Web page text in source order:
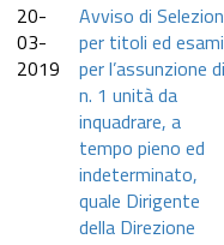
20-
03-
2019
Avviso di
per titoli ed esami
per l’assunzione di
n. 1 unità da
inquadrare, a
tempo pieno ed
indeterminato,
quale Dirigente
della Direzione